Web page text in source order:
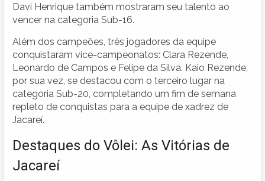
Davi Henrique também mostraram seu talento ao
vencer na categoria Sub-16.
Além dos campeões, três jogadores da equipe
conquistaram vice-campeonatos: Clara Rezende,
Leonardo de Campos e Felipe da Silva. Kaio Rezende,
por sua vez, se destacou com o terceiro lugar na
categoria Sub-20, completando um fim de semana
repleto de conquistas para a equipe de xadrez de
Jacareí.
Destaques do Vôlei: As Vitórias de
Jacareí